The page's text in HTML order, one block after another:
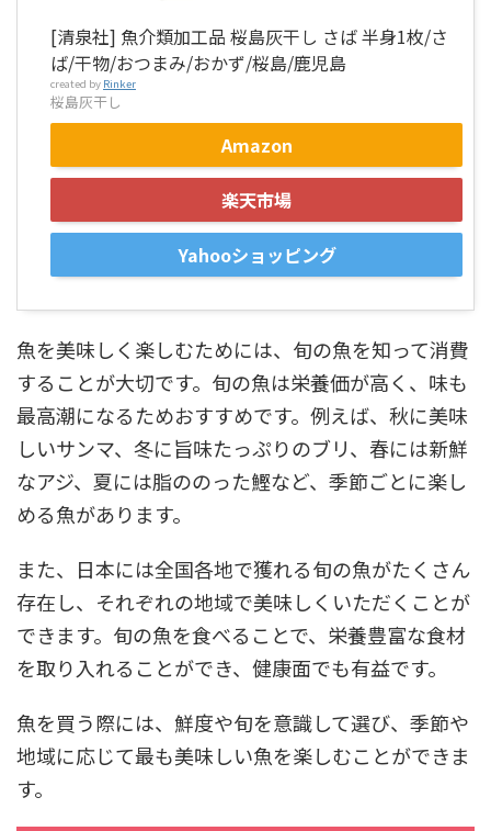
[清泉社] 魚介類加工品 桜島灰干し さば 半身1枚/さ
ば/干物/おつまみ/おかず/桜島/鹿児島
created by Rinker
桜島灰干し
Amazon
楽天市場
Yahooショッピング
魚を美味しく楽しむためには、旬の魚を知って消費
することが大切です。旬の魚は栄養価が高く、味も
最高潮になるためおすすめです。例えば、秋に美味
しいサンマ、冬に旨味たっぷりのブリ、春には新鮮
なアジ、夏には脂ののった鰹など、季節ごとに楽し
める魚があります。
また、日本には全国各地で獲れる旬の魚がたくさん
存在し、それぞれの地域で美味しくいただくことが
できます。旬の魚を食べることで、栄養豊富な食材
を取り入れることができ、健康面でも有益です。
魚を買う際には、鮮度や旬を意識して選び、季節や
地域に応じて最も美味しい魚を楽しむことができま
す。